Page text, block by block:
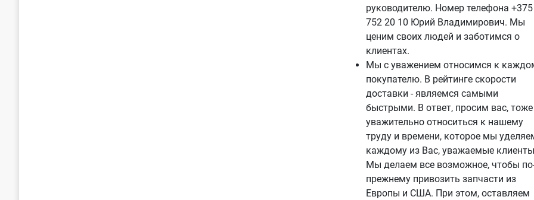
руководителю. Номер телефона
752 20 10 Юрий Владимирович. Мы
ценим своих людей и заботимся о
клиентах.
Мы с уважением относимся к
покупателю. В рейтинге скорости
доставки - являемся самыми
быстрыми. В ответ, просим вас, тоже
уважительно относиться к нашему
труду и времени, которое мы
каждому из Вас, уважаемые
Мы делаем все возможное, чтобы
прежнему привозить запчасти из
Европы и США. При этом, оставляем